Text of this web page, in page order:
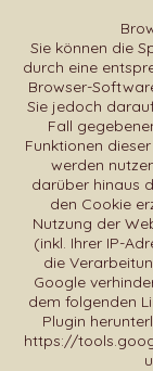
Sie können die
durch eine
Browser-
Sie jedoch
Fall
Funktionen
werden
darüber hinaus
den Cookie
Nutzung der
(inkl. Ihrer IP-
die
Google
dem folgenden
Plugin
https://